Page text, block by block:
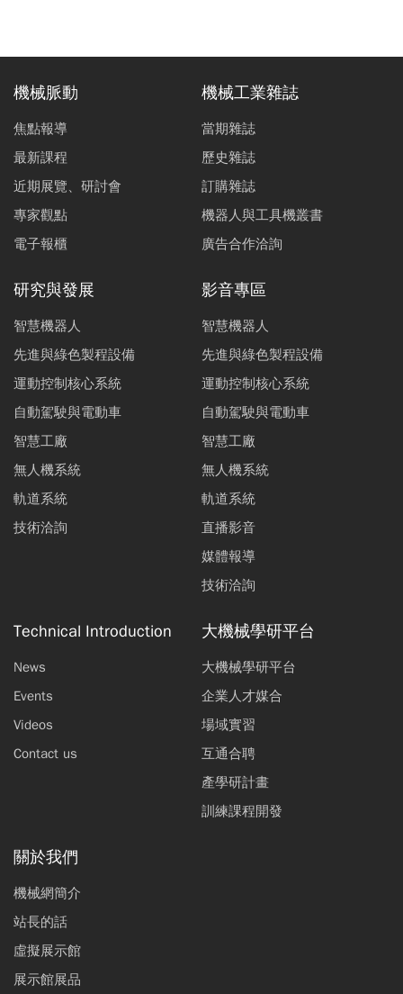
機械脈動
焦點報導
最新課程
近期展覽、研討會
專家觀點
電子報櫃
機械工業雜誌
當期雜誌
歷史雜誌
訂購雜誌
機器人與工具機叢書
廣告合作洽詢
研究與發展
智慧機器人
先進與綠色製程設備
運動控制核心系統
自動駕駛與電動車
智慧工廠
無人機系統
軌道系統
技術洽詢
影音專區
智慧機器人
先進與綠色製程設備
運動控制核心系統
自動駕駛與電動車
智慧工廠
無人機系統
軌道系統
直播影音
媒體報導
技術洽詢
Technical Introduction
News
Events
Videos
Contact us
大機械學研平台
大機械學研平台
企業人才媒合
場域實習
互通合聘
產學研計畫
訓練課程開發
關於我們
機械網簡介
站長的話
虛擬展示館
展示館展品